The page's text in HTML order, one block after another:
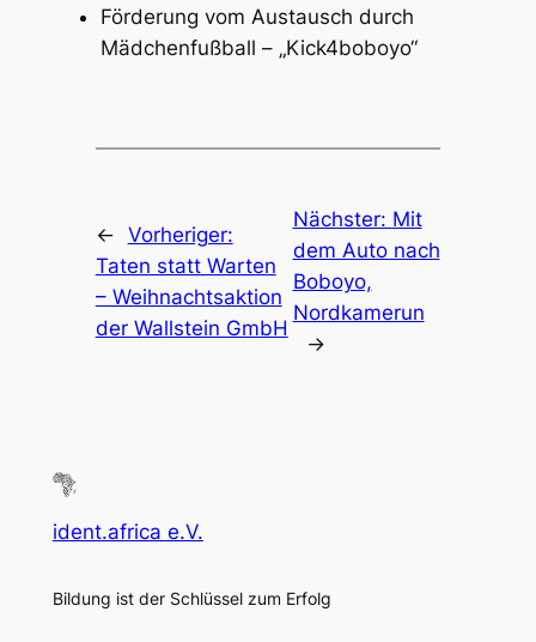
Förderung vom Austausch durch
Mädchenfußball – „Kick4boboyo“
← Vorheriger:
Taten statt Warten
– Weihnachtsaktion
der Wallstein GmbH
Nächster: Mit
dem Auto nach
Boboyo,
Nordkamerun
→
ident.africa e.V.
Bildung ist der Schlüssel zum Erfolg